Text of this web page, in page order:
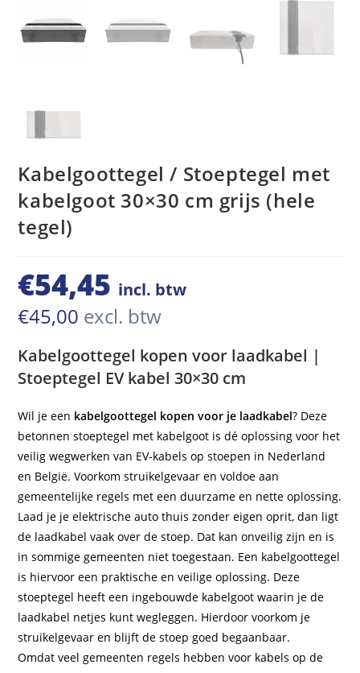
Kabelgoottegel / Stoeptegel met
kabelgoot 30×30 cm grijs (hele
tegel)
€54,45 incl. btw
€45,00 excl. btw
Kabelgoottegel kopen voor laadkabel |
Stoeptegel EV kabel 30×30 cm
Wil je een kabelgoottegel kopen voor je laadkabel? Deze
betonnen stoeptegel met kabelgoot is dé oplossing voor het
veilig wegwerken van EV-kabels op stoepen in Nederland
en België. Voorkom struikelgevaar en voldoe aan
gemeentelijke regels met een duurzame en nette oplossing.
Laad je je elektrische auto thuis zonder eigen oprit, dan ligt
de laadkabel vaak over de stoep. Dat kan onveilig zijn en is
in sommige gemeenten niet toegestaan. Een kabelgoottegel
is hiervoor een praktische en veilige oplossing. Deze
stoeptegel heeft een ingebouwde kabelgoot waarin je de
laadkabel netjes kunt wegleggen. Hierdoor voorkom je
struikelgevaar en blijft de stoep goed begaanbaar.
Omdat veel gemeenten regels hebben voor kabels op de